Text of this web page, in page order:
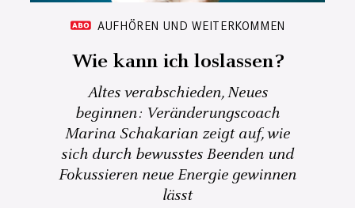
AUFHÖREN UND WEITERKOMMEN
Wie kann ich loslassen?
Altes verabschieden, Neues
beginnen: Veränderungscoach
Marina Schakarian zeigt auf, wie
sich durch bewusstes Beenden und
Fokussieren neue Energie gewinnen
lässt